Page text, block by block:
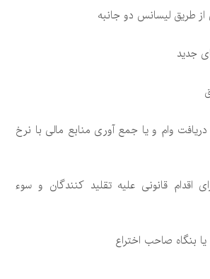
دریافت وام و یا جمع آوری منابع مالی با نرخ
اقدام قانونی علیه تقلید کنندگان و سوء